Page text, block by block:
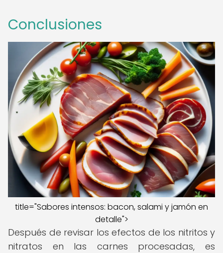
Conclusiones
title="Sabores intensos: bacon, salami y jamón en
detalle">
Después de revisar los efectos de los nitritos y
nitratos en las carnes procesadas, es